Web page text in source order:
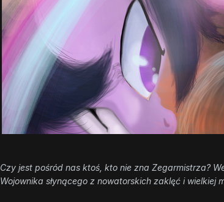
Czy jest pośród nas ktoś, kto nie zna Zegarmistrza?
Wojownika słynącego z nowatorskich zaklęć i wielkiej